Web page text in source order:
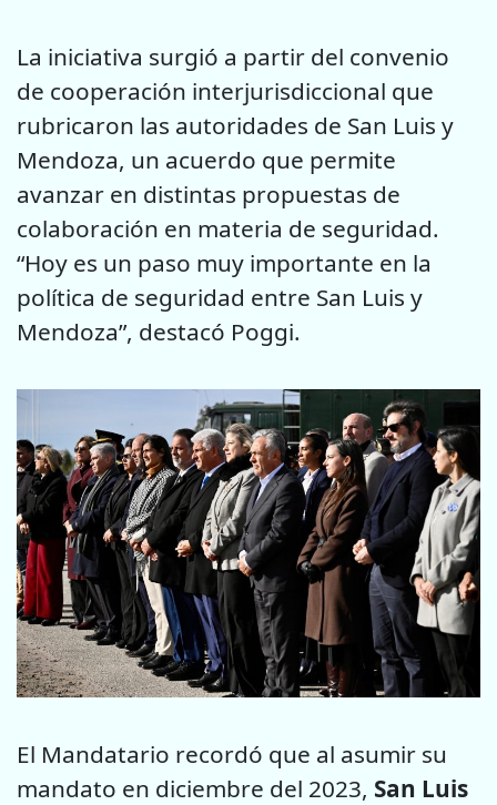
La iniciativa surgió a partir del convenio
de cooperación interjurisdiccional que
rubricaron las autoridades de San Luis y
Mendoza, un acuerdo que permite
avanzar en distintas propuestas de
colaboración en materia de seguridad.
“Hoy es un paso muy importante en la
política de seguridad entre San Luis y
Mendoza”, destacó Poggi.
El Mandatario recordó que al asumir su
mandato en diciembre del 2023, San Luis